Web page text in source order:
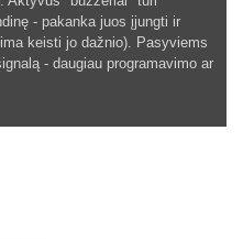
- pakanka juos įjungti ir
keisti jo dažnio). Pasyviems
- daugiau programavimo ar